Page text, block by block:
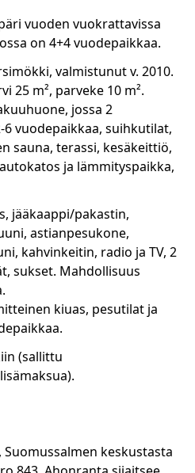
vuoden vuokrattavissa
on 4+4 vuodepaikkaa.
valmistunut v. 2010.
25 m², parveke 10 m².
jossa 2
vuodepaikkaa, suihkutilat,
sauna, terassi, kesäkeittiö,
ja lämmityspaikka,
jääkaappi/pakastin,
astianpesukone,
kahvinkeitin, radio ja TV, 2
sukset. Mahdollisuus
kiuas, pesutilat ja
(sallittu
Suomussalmen keskustasta